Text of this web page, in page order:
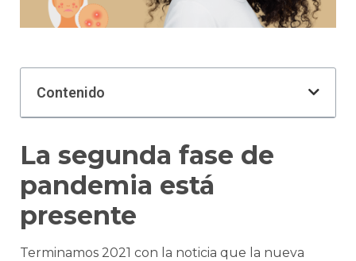
Contenido
La segunda fase de
pandemia está
presente
Terminamos 2021 con la noticia que la nueva